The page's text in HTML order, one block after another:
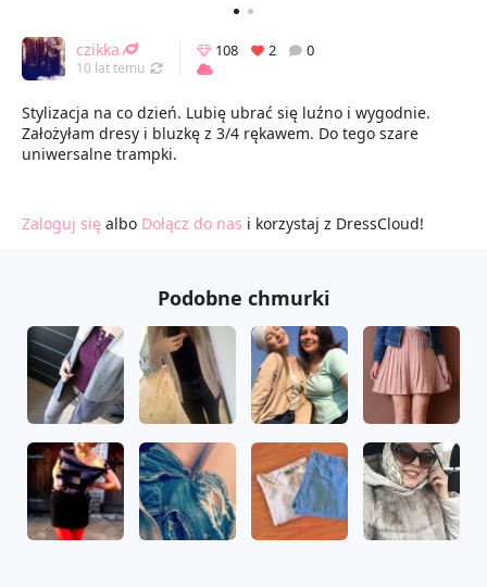
czikka
10 lat temu Odświeżony 04.03.2016 14:46
108 2 0
Stylizacja na co dzień. Lubię ubrać się luźno i wygodnie.
Założyłam dresy i bluzkę z 3/4 rękawem. Do tego szare
uniwersalne trampki.
Zaloguj się albo Dołącz do nas i korzystaj z DressCloud!
Podobne chmurki